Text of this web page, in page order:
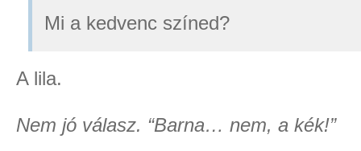
Mi a kedvenc színed?
A lila.
Nem jó válasz. “Barna… nem, a kék!”